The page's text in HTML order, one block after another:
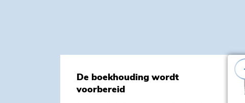
De boekhouding wordt
voorbereid